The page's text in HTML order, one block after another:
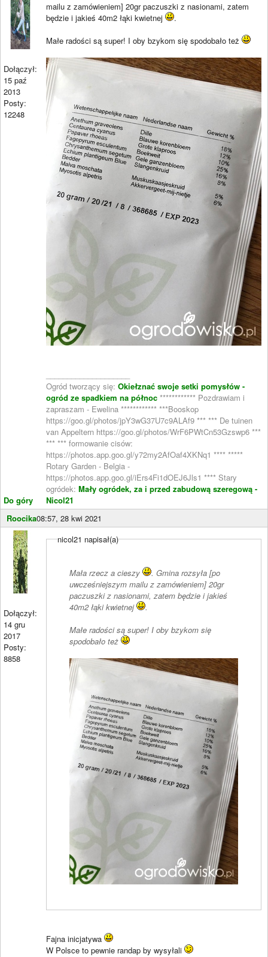
Dołączył:
15 paź
2013
Posty:
12248
Do góry
mailu z zamówieniem] 20gr paczuszki z nasionami, zatem
będzie i jakieś 40m2 łąki kwietnej
.
Małe radości są super! I oby bzykom się spodobało też
Ogród tworzący się: Okiełznać swoje setki pomysłów -
ogród ze spadkiem na północ ************ Pozdrawiam i
zapraszam - Ewelina ************ ***Booskop
https://goo.gl/photos/jpY3wG37U7c9ALAf9 *** *** De tuinen
van Appeltern https://goo.gl/photos/WrF6PWtCn53Gzswp6 ***
*** *** formowanie cisów:
https://photos.app.goo.gl/y72my2AfOaf4XKNq1 **** *****
Rotary Garden - Belgia -
https://photos.app.goo.gl/iErs4Fi1dOEJ6Jls1 **** Stary
ogródek: Mały ogródek, za i przed zabudową szeregową -
Nicol21
Roocika08:57, 28 kwi 2021
Dołączył:
14 gru
2017
Posty:
8858
nicol21 napisał(a)
Mała rzecz a cieszy
. Gmina rozsyła [po
uwcześniejszym mailu z zamówieniem] 20gr
paczuszki z nasionami, zatem będzie i jakieś
40m2 łąki kwietnej
.
Małe radości są super! I oby bzykom się
spodobało też
Fajna inicjatywa
W Polsce to pewnie randap by wysyłali